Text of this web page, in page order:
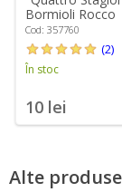
Bormioli Rocco
Cod: 357760
(2)
În stoc
10 lei
Alte